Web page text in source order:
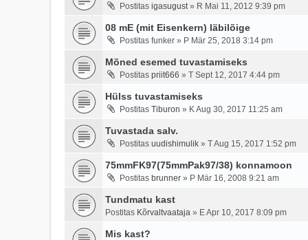
Postitas igasugust» R Mai 11, 2012 9:39 pm
08 mE (mit Eisenkern) läbilõige
Postitas funker » P Mär 25, 2018 3:14 pm
Mõned esemed tuvastamiseks
Postitas priit666 » T Sept 12, 2017 4:44 pm
Hülss tuvastamiseks
Postitas Tiburon » K Aug 30, 2017 11:25 am
Tuvastada salv.
Postitas uudishimulik » T Aug 15, 2017 1:52 pm
75mmFK97(75mmPak97/38) konnamoon
Postitas brunner » P Mär 16, 2008 9:21 am
Tundmatu kast
Postitas Kõrvaltvaataja » E Apr 10, 2017 8:09 pm
Mis kast?